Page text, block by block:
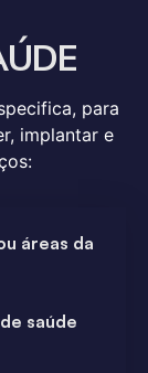
para
implantar e
áreas da
saúde